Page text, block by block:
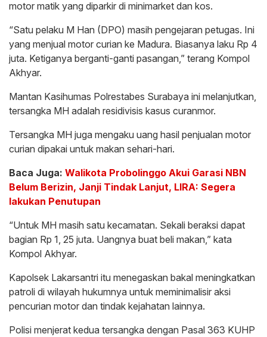
motor matik yang diparkir di minimarket dan kos.
“Satu pelaku M Han (DPO) masih pengejaran petugas. Ini
yang menjual motor curian ke Madura. Biasanya laku Rp 4
juta. Ketiganya berganti-ganti pasangan,” terang Kompol
Akhyar.
Mantan Kasihumas Polrestabes Surabaya ini melanjutkan,
tersangka MH adalah residivisis kasus curanmor.
Tersangka MH juga mengaku uang hasil penjualan motor
curian dipakai untuk makan sehari-hari.
Baca Juga: Walikota Probolinggo Akui Garasi NBN
Belum Berizin, Janji Tindak Lanjut, LIRA: Segera
lakukan Penutupan
“Untuk MH masih satu kecamatan. Sekali beraksi dapat
bagian Rp 1, 25 juta. Uangnya buat beli makan,” kata
Kompol Akhyar.
Kapolsek Lakarsantri itu menegaskan bakal meningkatkan
patroli di wilayah hukumnya untuk meminimalisir aksi
pencurian motor dan tindak kejahatan lainnya.
Polisi menjerat kedua tersangka dengan Pasal 363 KUHP